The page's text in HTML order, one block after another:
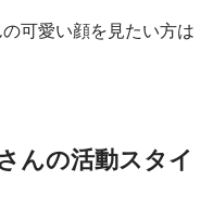
可愛い顔を見たい方は
んの活動スタイ